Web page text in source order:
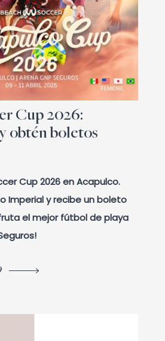
Cup 2026:
obtén boletos
Cup 2026 en Acapulco.
Imperial y recibe un boleto
el mejor fútbol de playa